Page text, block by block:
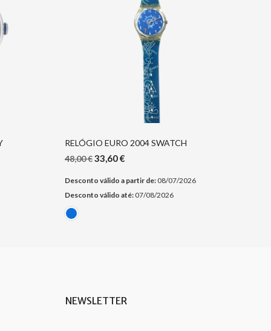
RELÓGIO EURO 2004 SWATCH
48,00€33,60€
Desconto válido a partir de: 08/07/2026
Desconto válido até: 07/08/2026
NEWSLETTER